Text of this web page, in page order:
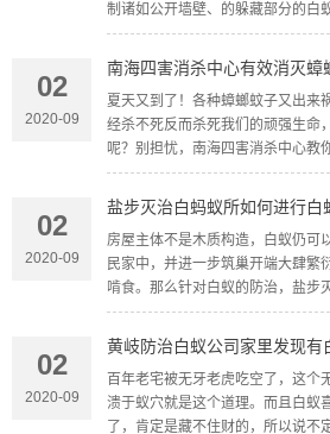
制诸如公开墙壁、的躲藏部分的白
02
2020-09
南海四害消杀中心有效消灭蟑
夏天又到了！各种蟑螂蚊子又出来
经杀不死反而杀死我们的顽强生命
呢？别担忧，南海四害消杀中心教
02
2020-09
盐步灭治白蚂蚁所如何进行白
房屋主体不是木质构造，白蚁仍可
民家中，并进一步筑巢开端大肆繁
啃食。那么针对白蚁的防治，盐步
02
2020-09
黄岐防治白蚁公司家里发现有
百年老宅被无牙老虎吃空了，这个
溃于蚁穴就是这个道理。而且白蚁
了，肯定是藏不住财的，所以说不